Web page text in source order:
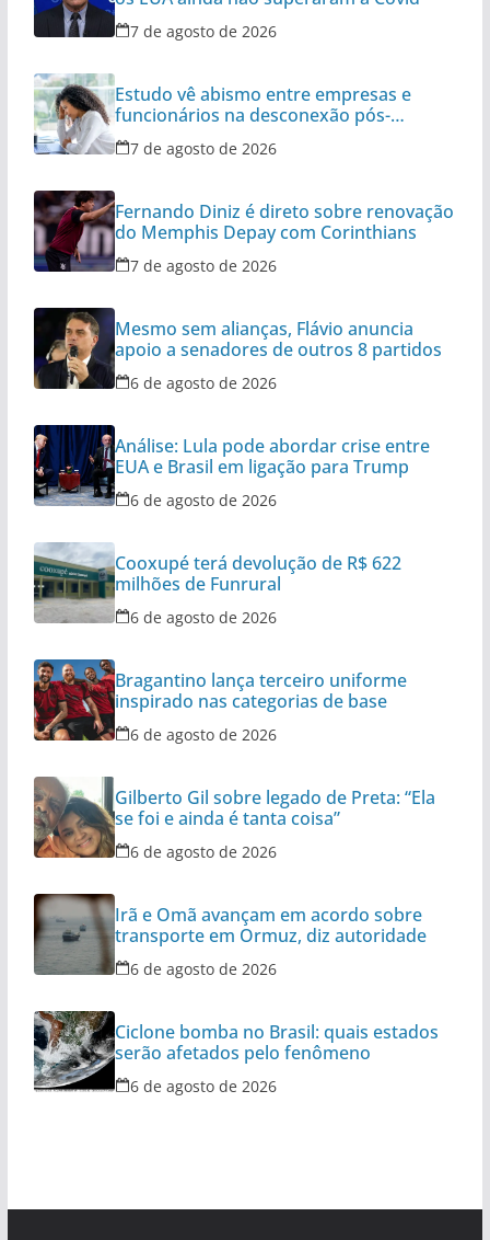
7 de agosto de 2026
Estudo vê abismo entre empresas e
funcionários na desconexão pós-
expediente
7 de agosto de 2026
Fernando Diniz é direto sobre renovação
do Memphis Depay com Corinthians
7 de agosto de 2026
Mesmo sem alianças, Flávio anuncia
apoio a senadores de outros 8 partidos
6 de agosto de 2026
Análise: Lula pode abordar crise entre
EUA e Brasil em ligação para Trump
6 de agosto de 2026
Cooxupé terá devolução de R$ 622
milhões de Funrural
6 de agosto de 2026
Bragantino lança terceiro uniforme
inspirado nas categorias de base
6 de agosto de 2026
Gilberto Gil sobre legado de Preta: “Ela
se foi e ainda é tanta coisa”
6 de agosto de 2026
Irã e Omã avançam em acordo sobre
transporte em Ormuz, diz autoridade
6 de agosto de 2026
Ciclone bomba no Brasil: quais estados
serão afetados pelo fenômeno
6 de agosto de 2026